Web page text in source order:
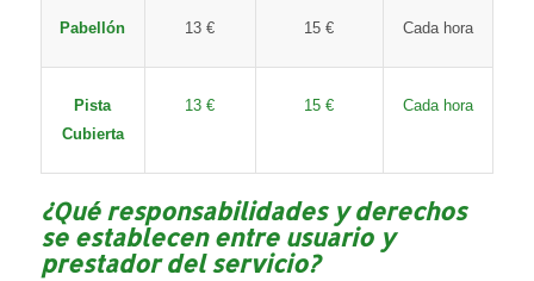
Pabellón 13 € 15 € Cada hora
Pista
Cubierta
13 € 15 € Cada hora
¿Qué responsabilidades y derechos
se establecen entre usuario y
prestador del servicio?